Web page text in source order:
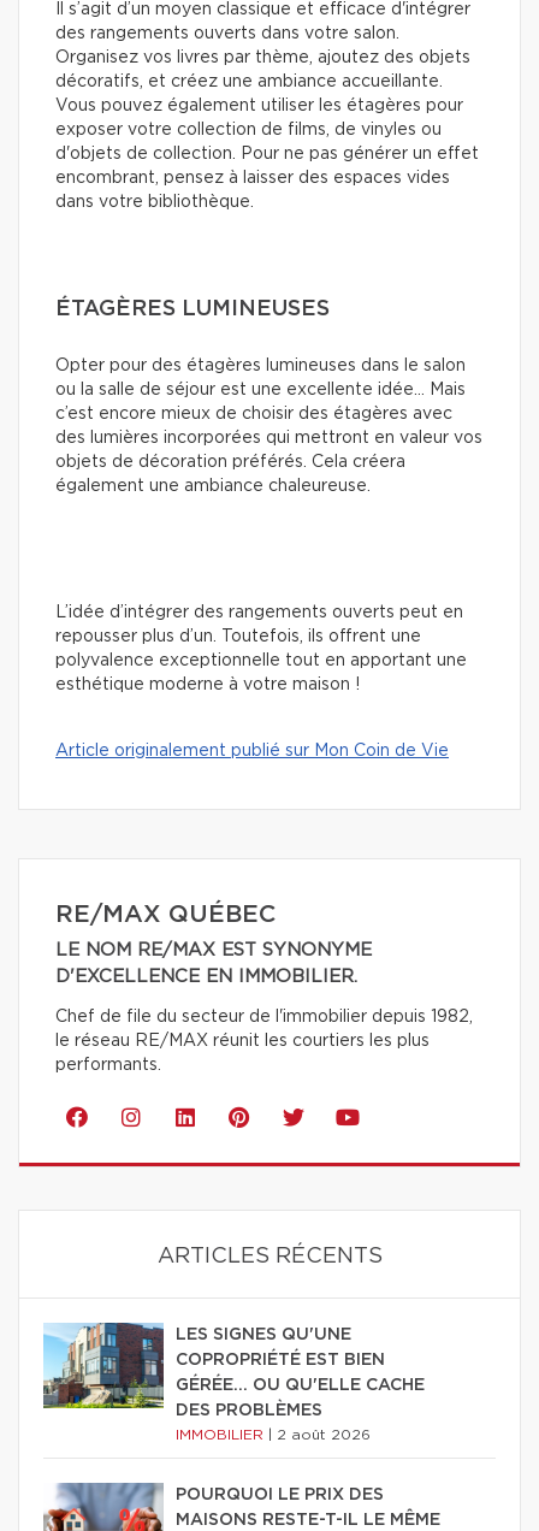
Il s’agit d’un moyen classique et efficace d'intégrer
des rangements ouverts dans votre salon.
Organisez vos livres par thème, ajoutez des objets
décoratifs, et créez une ambiance accueillante.
Vous pouvez également utiliser les étagères pour
exposer votre collection de films, de vinyles ou
d'objets de collection. Pour ne pas générer un effet
encombrant, pensez à laisser des espaces vides
dans votre bibliothèque.
ÉTAGÈRES LUMINEUSES
Opter pour des étagères lumineuses dans le salon
ou la salle de séjour est une excellente idée… Mais
c’est encore mieux de choisir des étagères avec
des lumières incorporées qui mettront en valeur vos
objets de décoration préférés. Cela créera
également une ambiance chaleureuse.
L’idée d’intégrer des rangements ouverts peut en
repousser plus d’un. Toutefois, ils offrent une
polyvalence exceptionnelle tout en apportant une
esthétique moderne à votre maison !
Article originalement publié sur Mon Coin de Vie
RE/MAX QUÉBEC
LE NOM RE/MAX EST SYNONYME
D'EXCELLENCE EN IMMOBILIER.
Chef de file du secteur de l'immobilier depuis 1982,
le réseau RE/MAX réunit les courtiers les plus
performants.
ARTICLES RÉCENTS
LES SIGNES QU'UNE
COPROPRIÉTÉ EST BIEN
GÉRÉE… OU QU'ELLE CACHE
DES PROBLÈMES
IMMOBILIER 2 août 2026
POURQUOI LE PRIX DES
MAISONS RESTE-T-IL LE MÊME